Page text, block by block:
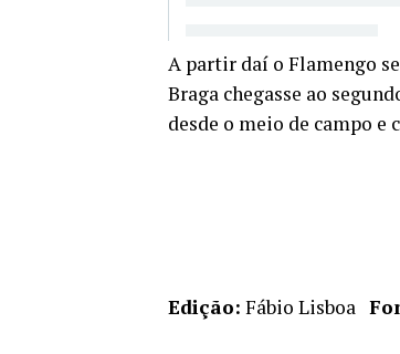
A partir daí o Flamengo
Braga chegasse ao
desde o meio de campo e
Edição: Fábio Lisboa